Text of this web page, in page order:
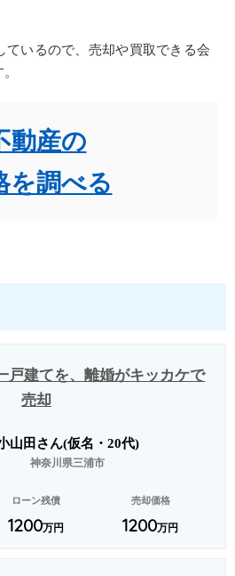
ているので、売却や買取できる会
動産の
を調べる
戸建てを、離婚がキッカケで
売却
山田さん(仮名・20代)
神奈川県三浦市
ローン残債
1200万円
売却価格
1200万円